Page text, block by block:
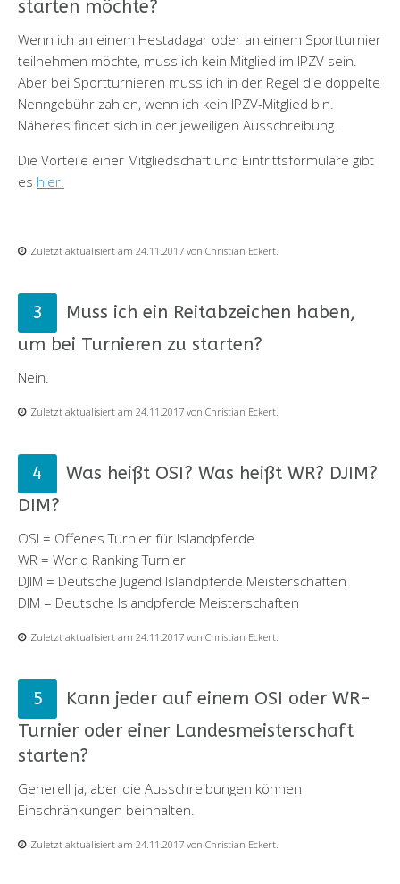
starten möchte?
Wenn ich an einem Hestadagar oder an einem Sportturnier
teilnehmen möchte, muss ich kein Mitglied im IPZV sein.
Aber bei Sportturnieren muss ich in der Regel die doppelte
Nenngebühr zahlen, wenn ich kein IPZV-Mitglied bin.
Näheres findet sich in der jeweiligen Ausschreibung.
Die Vorteile einer Mitgliedschaft und Eintrittsformulare gibt
es hier.
Zuletzt aktualisiert am 24.11.2017 von Christian Eckert.
Muss ich ein Reitabzeichen haben,
um bei Turnieren zu starten?
Nein.
Zuletzt aktualisiert am 24.11.2017 von Christian Eckert.
Was heißt OSI? Was heißt WR? DJIM?
DIM?
OSI = Offenes Turnier für Islandpferde
WR = World Ranking Turnier
DJIM = Deutsche Jugend Islandpferde Meisterschaften
DIM = Deutsche Islandpferde Meisterschaften
Zuletzt aktualisiert am 24.11.2017 von Christian Eckert.
Kann jeder auf einem OSI oder WR-
Turnier oder einer Landesmeisterschaft
starten?
Generell ja, aber die Ausschreibungen können
Einschränkungen beinhalten.
Zuletzt aktualisiert am 24.11.2017 von Christian Eckert.